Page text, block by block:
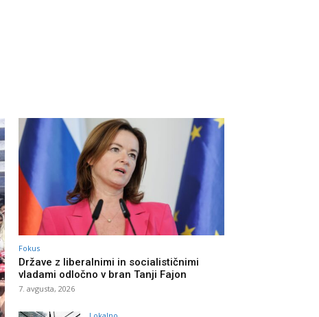
Fokus
Države z liberalnimi in socialističnimi
vladami odločno v bran Tanji Fajon
7. avgusta, 2026